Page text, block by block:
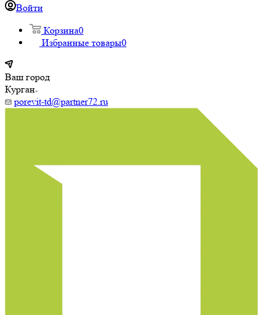
Войти
Корзина0
Избранные товары0
Ваш город
Курган
porevit-td@partner72.ru